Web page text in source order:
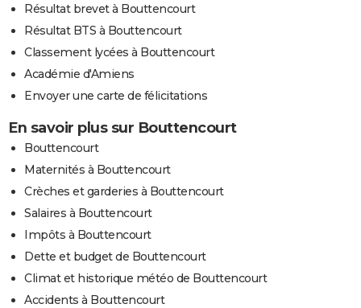
Résultat brevet à Bouttencourt
Résultat BTS à Bouttencourt
Classement lycées à Bouttencourt
Académie d'Amiens
Envoyer une carte de félicitations
En savoir plus sur Bouttencourt
Bouttencourt
Maternités à Bouttencourt
Crèches et garderies à Bouttencourt
Salaires à Bouttencourt
Impôts à Bouttencourt
Dette et budget de Bouttencourt
Climat et historique météo de Bouttencourt
Accidents à Bouttencourt